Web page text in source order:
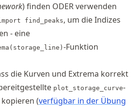
) finden ODER verwenden
find_peaks, um die Indizes
- eine
-Funktion
die Kurven und Extrema korrekt
plot_storage_curve-
(verfügbar in der Übung